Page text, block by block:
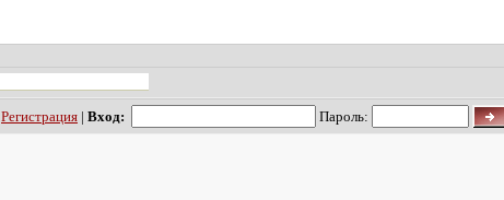
Регистрация | Вход: Пароль: